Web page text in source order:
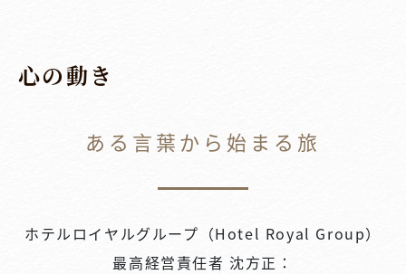
心の動き
ある言葉から始まる旅
ホテルロイヤルグループ（Hotel Royal Group）
最高経営責任者 沈方正：